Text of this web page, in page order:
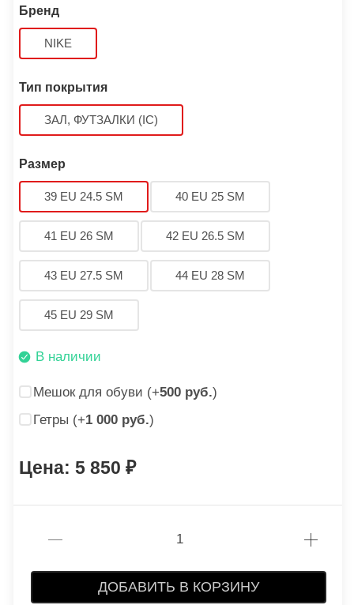
Бренд
NIKE
Тип покрытия
ЗАЛ, ФУТЗАЛКИ (IC)
Размер
39 EU 24.5 SM 40 EU 25 SM
41 EU 26 SM 42 EU 26.5 SM
43 EU 27.5 SM 44 EU 28 SM
45 EU 29 SM
В наличии
Мешок для обуви (+500 руб.)
Гетры (+1 000 руб.)
5 850
ДОБАВИТЬ В КОРЗИНУ